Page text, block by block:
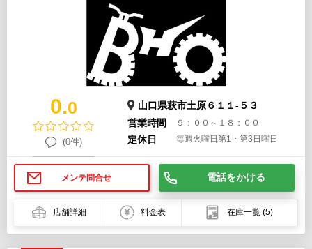
0.0
(0件)
山口県萩市土原６１１-５３
営業時間
９：００～１８：００
定休日 毎週火曜日第1・第3日曜日
メンテ問合せ 電話をかける
店舗詳細 料金表 在庫一覧 (5)